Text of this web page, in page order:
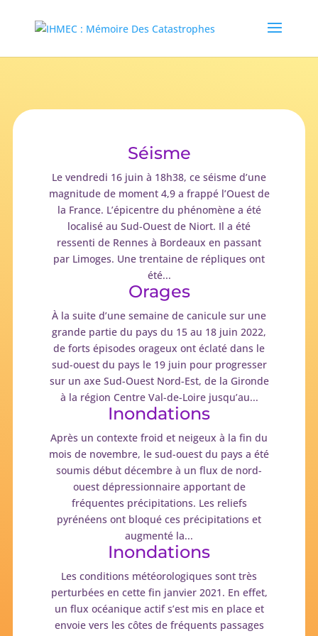
Séisme
Le vendredi 16 juin à 18h38, ce séisme d’une
magnitude de moment 4,9 a frappé l’Ouest de
la France. L’épicentre du phénomène a été
localisé au Sud-Ouest de Niort. Il a été
ressenti de Rennes à Bordeaux en passant
par Limoges. Une trentaine de répliques ont
été...
Orages
À la suite d’une semaine de canicule sur une
grande partie du pays du 15 au 18 juin 2022,
de forts épisodes orageux ont éclaté dans le
sud-ouest du pays le 19 juin pour progresser
sur un axe Sud-Ouest Nord-Est, de la Gironde
à la région Centre Val-de-Loire jusqu’au...
Inondations
Après un contexte froid et neigeux à la fin du
mois de novembre, le sud-ouest du pays a été
soumis début décembre à un flux de nord-
ouest dépressionnaire apportant de
fréquentes précipitations. Les reliefs
pyrénéens ont bloqué ces précipitations et
augmenté la...
Inondations
Les conditions météorologiques sont très
perturbées en cette fin janvier 2021. En effet,
un flux océanique actif s’est mis en place et
envoie vers les côtes de fréquents passages